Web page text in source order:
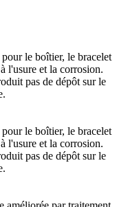
le boîtier, le bracelet
l'usure et la corrosion.
pas de dépôt sur le
le boîtier, le bracelet
l'usure et la corrosion.
pas de dépôt sur le